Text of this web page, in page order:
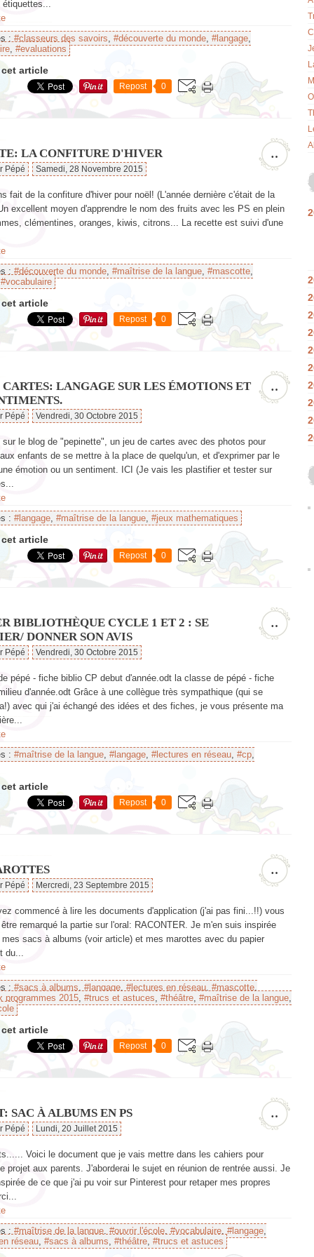
: #classeurs des savoirs, #découverte du monde, #langage,
, #evaluations
article
Repost 0
…
LA CONFITURE D'HIVER
Pépé Samedi, 28 Novembre 2015
fait de la confiture d'hiver pour noël! (L'année dernière c'était de la
excellent moyen d'apprendre le nom des fruits avec les PS en plein
clémentines, oranges, kiwis, citrons... La recette est suivi d'une
: #découverte du monde, #maîtrise de la langue, #mascotte,
#vocabulaire
article
Repost 0
…
CARTES: LANGAGE SUR LES ÉMOTIONS ET
Pépé Vendredi, 30 Octobre 2015
sur le blog de "pepinette", un jeu de cartes avec des photos pour
enfants de se mettre à la place de quelqu'un, et d'exprimer par le
émotion ou un sentiment. ICI (Je vais les plastifier et tester sur
: #langage, #maîtrise de la langue, #jeux mathematiques
article
Repost 0
…
BIBLIOTHÈQUE CYCLE 1 ET 2 : SE
DONNER SON AVIS
Pépé Vendredi, 30 Octobre 2015
pépé - fiche biblio CP debut d'année.odt la classe de pépé - fiche
d'année.odt Grâce à une collègue très sympathique (qui se
avec qui j'ai échangé des idées et des fiches, je vous présente ma
: #maîtrise de la langue, #langage, #lectures en réseau, #cp,
article
Repost 0
…
Pépé Mercredi, 23 Septembre 2015
commencé à lire les documents d'application (j'ai pas fini...!!) vous
remarqué la partie sur l'oral: RACONTER. Je m'en suis inspirée
mes sacs à albums (voir article) et mes marottes avec du papier
du...
: #sacs à albums, #langage, #lectures en réseau, #mascotte,
programmes 2015, #trucs et astuces, #théâtre, #maîtrise de la langue,
article
Repost 0
…
SAC À ALBUMS EN PS
Pépé Lundi, 20 Juillet 2015
Voici le document que je vais mettre dans les cahiers pour
projet aux parents. J'aborderai le sujet en réunion de rentrée aussi. Je
de ce que j'ai pu voir sur Pinterest pour retaper mes propres
: #maîtrise de la langue, #ouvrir l'école, #vocabulaire, #langage,
réseau, #sacs à albums, #théâtre, #trucs et astuces